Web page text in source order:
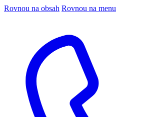
Rovnou na obsah Rovnou na menu